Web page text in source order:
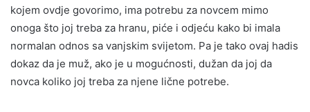
kojem ovdje govorimo, ima potrebu za novcem mimo
onoga što joj treba za hranu, piće i odjeću kako bi imala
normalan odnos sa vanjskim svijetom. Pa je tako ovaj hadis
dokaz da je muž, ako je u mogućnosti, dužan da joj da
novca koliko joj treba za njene lične potrebe.